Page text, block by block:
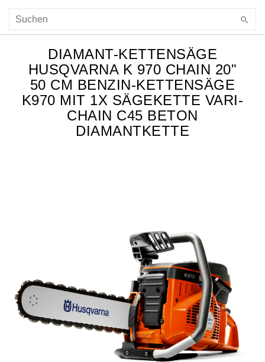
DIAMANT-KETTENSÄGE
HUSQVARNA K 970 CHAIN 20"
50 CM BENZIN-KETTENSÄGE
K970 MIT 1X SÄGEKETTE VARI-
CHAIN C45 BETON
DIAMANTKETTE